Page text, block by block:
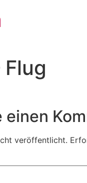
Flug
einen
veröffentlicht.